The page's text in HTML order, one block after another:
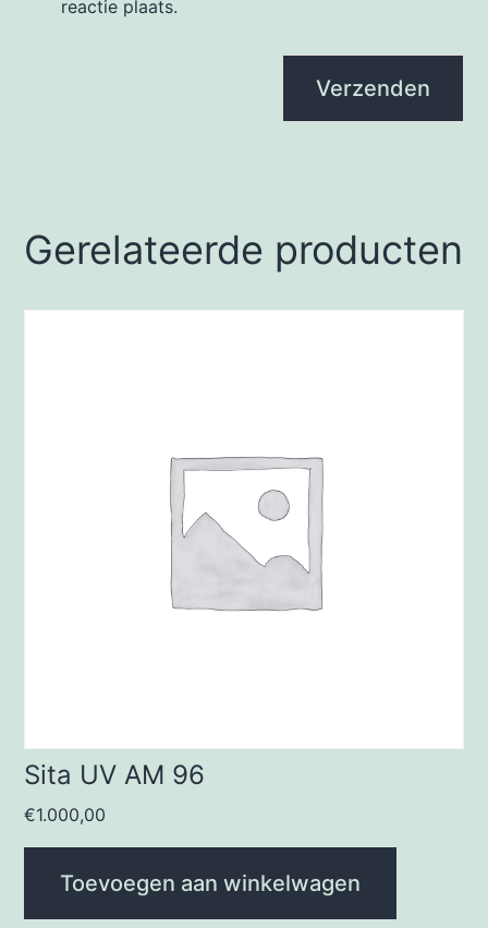
reactie plaats.
Gerelateerde producten
Sita UV AM 96
€1.000,00
Toevoegen aan winkelwagen